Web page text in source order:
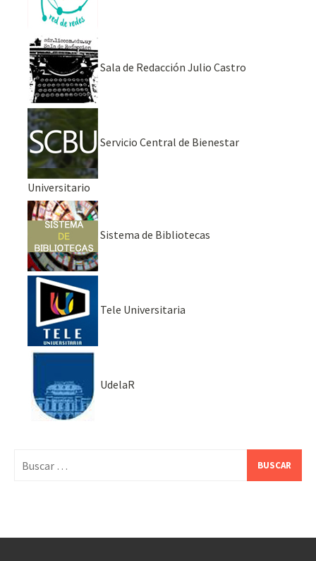
Sala de Redacción Julio Castro
Servicio Central de Bienestar
Universitario
Sistema de Bibliotecas
Tele Universitaria
UdelaR